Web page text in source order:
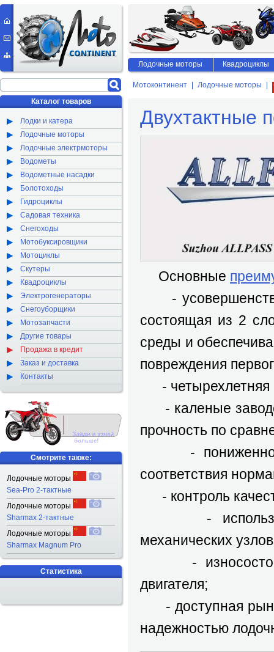
Мотоконтинент Лодочные моторы
Двухтактные
Основные
-
состоящая из 2
среды и
повреждения
- четырехлетняя
- каленые
прочность по
- пониженное
соответствия
- контроль
-
механических
-
двигателя;
- доступная
надежностью
Каталог товаров
Лодки и катера
Лодочные моторы
Лодочные электрмоторы
Водометы
Водометные насадки
Болотоходы
Гидроциклы
Садовая техника
Снегоходы
Мотобуксировщики
Мотоциклы
Скутеры
Квадроциклы
Электрогенераторы
Снегоуборщики
Мотозапчасти
Другие товары
Продажа в кредит
Заказ и доставка
Контакты
Смотрите также:
Лодочные моторы
Sea-Pro 2-тактные
Лодочные моторы
Sharmax 2-тактные
Лодочные моторы
Sharmax Magnum Pro
Статистика
Лодочные моторы Квадроциклы